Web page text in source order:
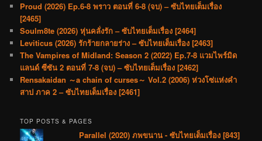
Proud (2026) Ep.6-8 พราว ตอนที่ 6-8 (จบ) – ซับไทยเต็มเรื่อง
[2465]
Soulm8te (2026) หุ่นคลั่งรัก – ซับไทยเต็มเรื่อง [2464]
Leviticus (2026) รักร้ายกลายร่าง – ซับไทยเต็มเรื่อง [2463]
The Vampires of Midland: Season 2 (2022) Ep.7-8 แวมไพร์มิด
แลนด์ ซีซัน 2 ตอนที่ 7-8 (จบ) – ซับไทยเต็มเรื่อง [2462]
Rensakaidan ～a chain of curses～ Vol.2 (2006) ห่วงโซ่แห่งคำ
สาป ภาค 2 – ซับไทยเต็มเรื่อง [2461]
TOP POSTS & PAGES
Parallel (2020) ภพขนาน - ซับไทยเต็มเรื่อง [843]